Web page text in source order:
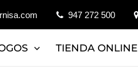
947 272 500
TIENDA ONLINE